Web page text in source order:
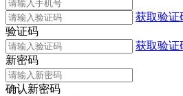
获取验证
验证码
获取验证
新密码
确认新密码